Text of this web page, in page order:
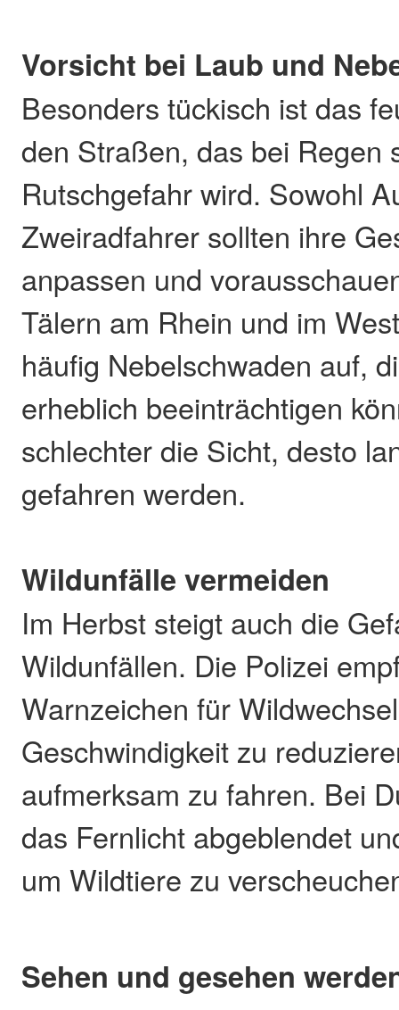
Vorsicht bei Laub und
Besonders tückisch ist das
den Straßen, das bei Regen
Rutschgefahr wird. Sowohl
Zweiradfahrer sollten ihre
anpassen und
Tälern am Rhein und im
häufig Nebelschwaden auf,
erheblich beeinträchtigen
schlechter die Sicht, desto
gefahren werden.
Wildunfälle vermeiden
Im Herbst steigt auch die
Wildunfällen. Die Polizei
Warnzeichen für
Geschwindigkeit zu
aufmerksam zu fahren. Bei
das Fernlicht abgeblendet
um Wildtiere zu
Sehen und gesehen